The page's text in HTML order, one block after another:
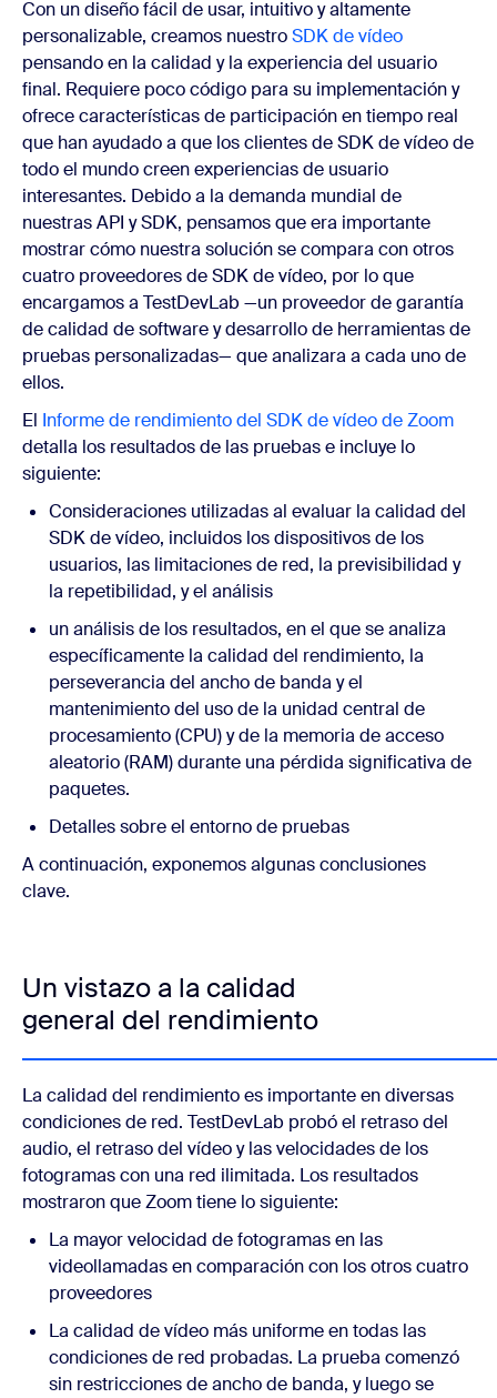
Con un diseño fácil de usar, intuitivo y altamente
personalizable, creamos nuestroSDK de vídeo
pensando en la calidad y la experiencia del usuario
final. Requiere poco código para su implementación y
ofrece características de participación en tiempo real
que han ayudado a que los clientes de SDK de vídeo de
todo el mundo creen experiencias de usuario
interesantes. Debido a la demanda mundial de
nuestras API y SDK, pensamos que era importante
mostrar cómo nuestra solución se compara con otros
cuatro proveedores de SDK de vídeo, por lo que
encargamos a TestDevLab —un proveedor de garantía
de calidad de software y desarrollo de herramientas de
pruebas personalizadas— que analizara a cada uno de
ellos.
El Informe de rendimiento del SDK de vídeo de Zoom
detalla los resultados de las pruebas e incluye lo
siguiente:
Consideraciones utilizadas al evaluar la calidad del
SDK de vídeo, incluidos los dispositivos de los
usuarios, las limitaciones de red, la previsibilidad y
la repetibilidad, y el análisis
un análisis de los resultados, en el que se analiza
específicamente la calidad del rendimiento, la
perseverancia del ancho de banda y el
mantenimiento del uso de la unidad central de
procesamiento (CPU) y de la memoria de acceso
aleatorio (RAM) durante una pérdida significativa de
paquetes.
Detalles sobre el entorno de pruebas
A continuación, exponemos algunas conclusiones
clave.
Un vistazo a la calidad
general del rendimiento
La calidad del rendimiento es importante en diversas
condiciones de red. TestDevLab probó el retraso del
audio, el retraso del vídeo y las velocidades de los
fotogramas con una red ilimitada. Los resultados
mostraron que Zoom tiene lo siguiente:
La mayor velocidad de fotogramas en las
videollamadas en comparación con los otros cuatro
proveedores
La calidad de vídeo más uniforme en todas las
condiciones de red probadas. La prueba comenzó
sin restricciones de ancho de banda, y luego se